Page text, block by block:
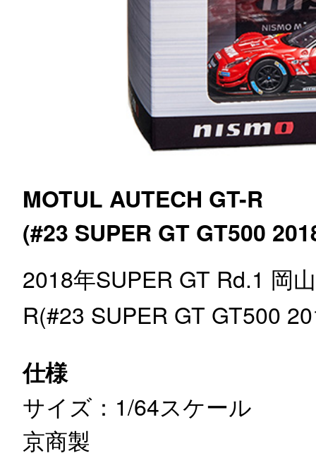
MOTUL AUTECH GT-R
(#23 SUPER GT GT500
2018年SUPER GT Rd.1 岡
R(#23 SUPER GT GT500
仕様
サイズ：1/64スケール
京商製